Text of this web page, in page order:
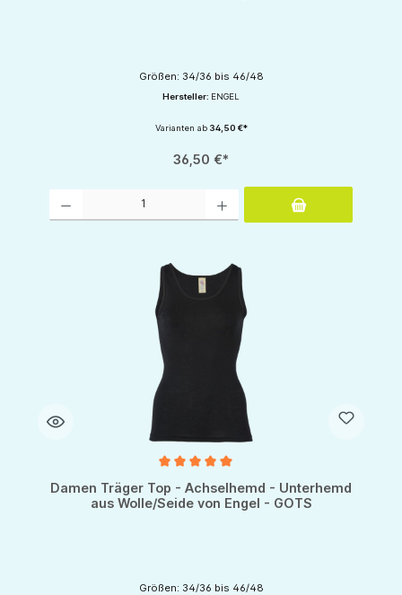
Größen: 34/36 bis 46/48
Hersteller: ENGEL
Varianten ab34,50 €*
36,50 €*
Damen Träger Top - Achselhemd - Unterhemd
aus Wolle/Seide von Engel - GOTS
Größen: 34/36 bis 46/48